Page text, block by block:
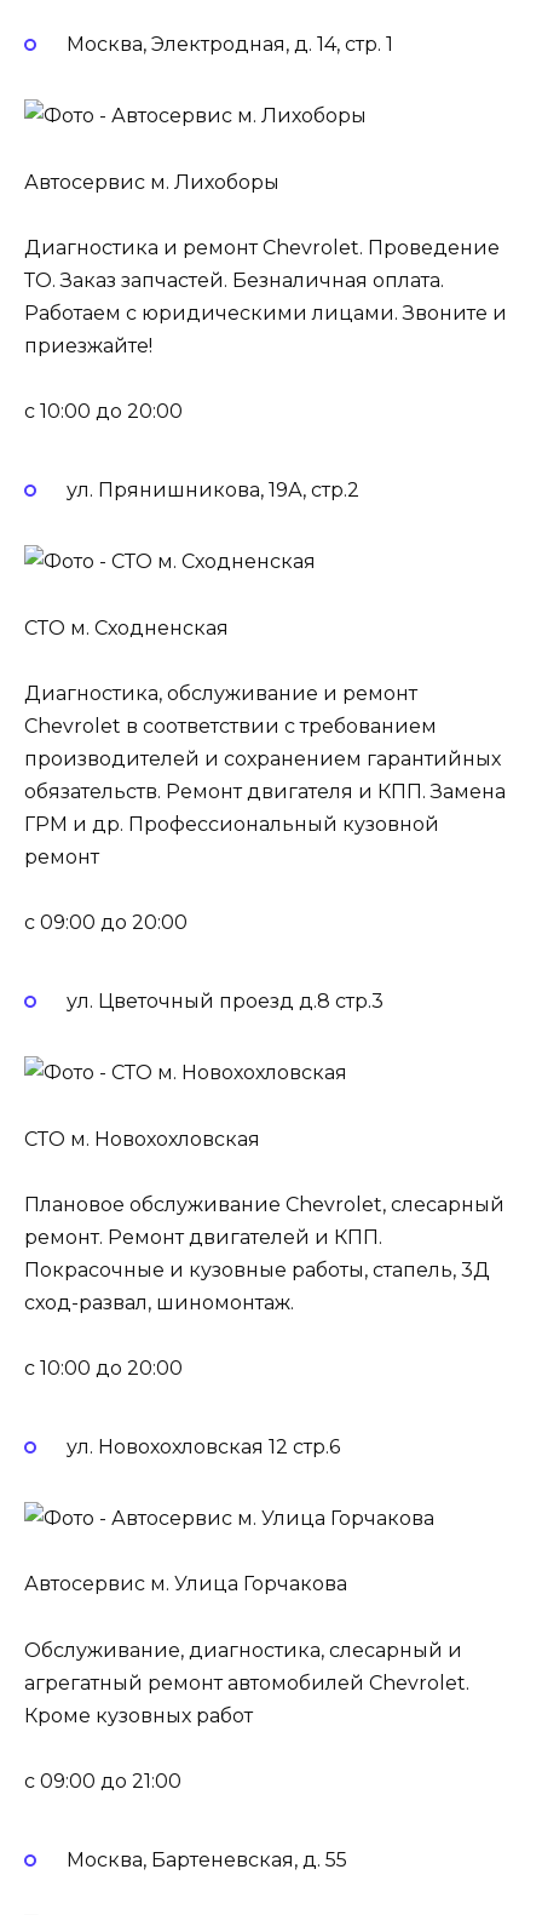
Москва, Электродная, д. 14, стр. 1
Автосервис м. Лихоборы
Диагностика и ремонт Chevrolet. Проведение
ТО. Заказ запчастей. Безналичная оплата.
Работаем с юридическими лицами. Звоните и
приезжайте!
c 10:00 до 20:00
ул. Прянишникова, 19А, стр.2
СТО м. Сходненская
Диагностика, обслуживание и ремонт
Chevrolet в соответствии с требованием
производителей и сохранением гарантийных
обязательств. Ремонт двигателя и КПП. Замена
ГРМ и др. Профессиональный кузовной
ремонт
c 09:00 до 20:00
ул. Цветочный проезд д.8 стр.3
СТО м. Новохохловская
Плановое обслуживание Chevrolet, слесарный
ремонт. Ремонт двигателей и КПП.
Покрасочные и кузовные работы, стапель, 3Д
сход-развал, шиномонтаж.
c 10:00 до 20:00
ул. Новохохловская 12 стр.6
Автосервис м. Улица Горчакова
Обслуживание, диагностика, слесарный и
агрегатный ремонт автомобилей Chevrolet.
Кроме кузовных работ
c 09:00 до 21:00
Москва, Бартеневская, д. 55